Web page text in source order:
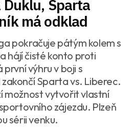
Sparta
má odklad
pokračuje pátým kolem s
hájí čisté konto proti
výhru v boji s
Sparta vs. Liberec.
možnost vytvořit vlastní
zájezdu. Plzeň
sérii venku.